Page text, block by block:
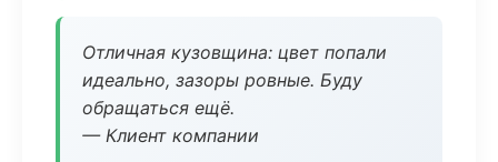
Отличная кузовщина: цвет попали
идеально, зазоры ровные. Буду
обращаться ещё.
— Клиент компании